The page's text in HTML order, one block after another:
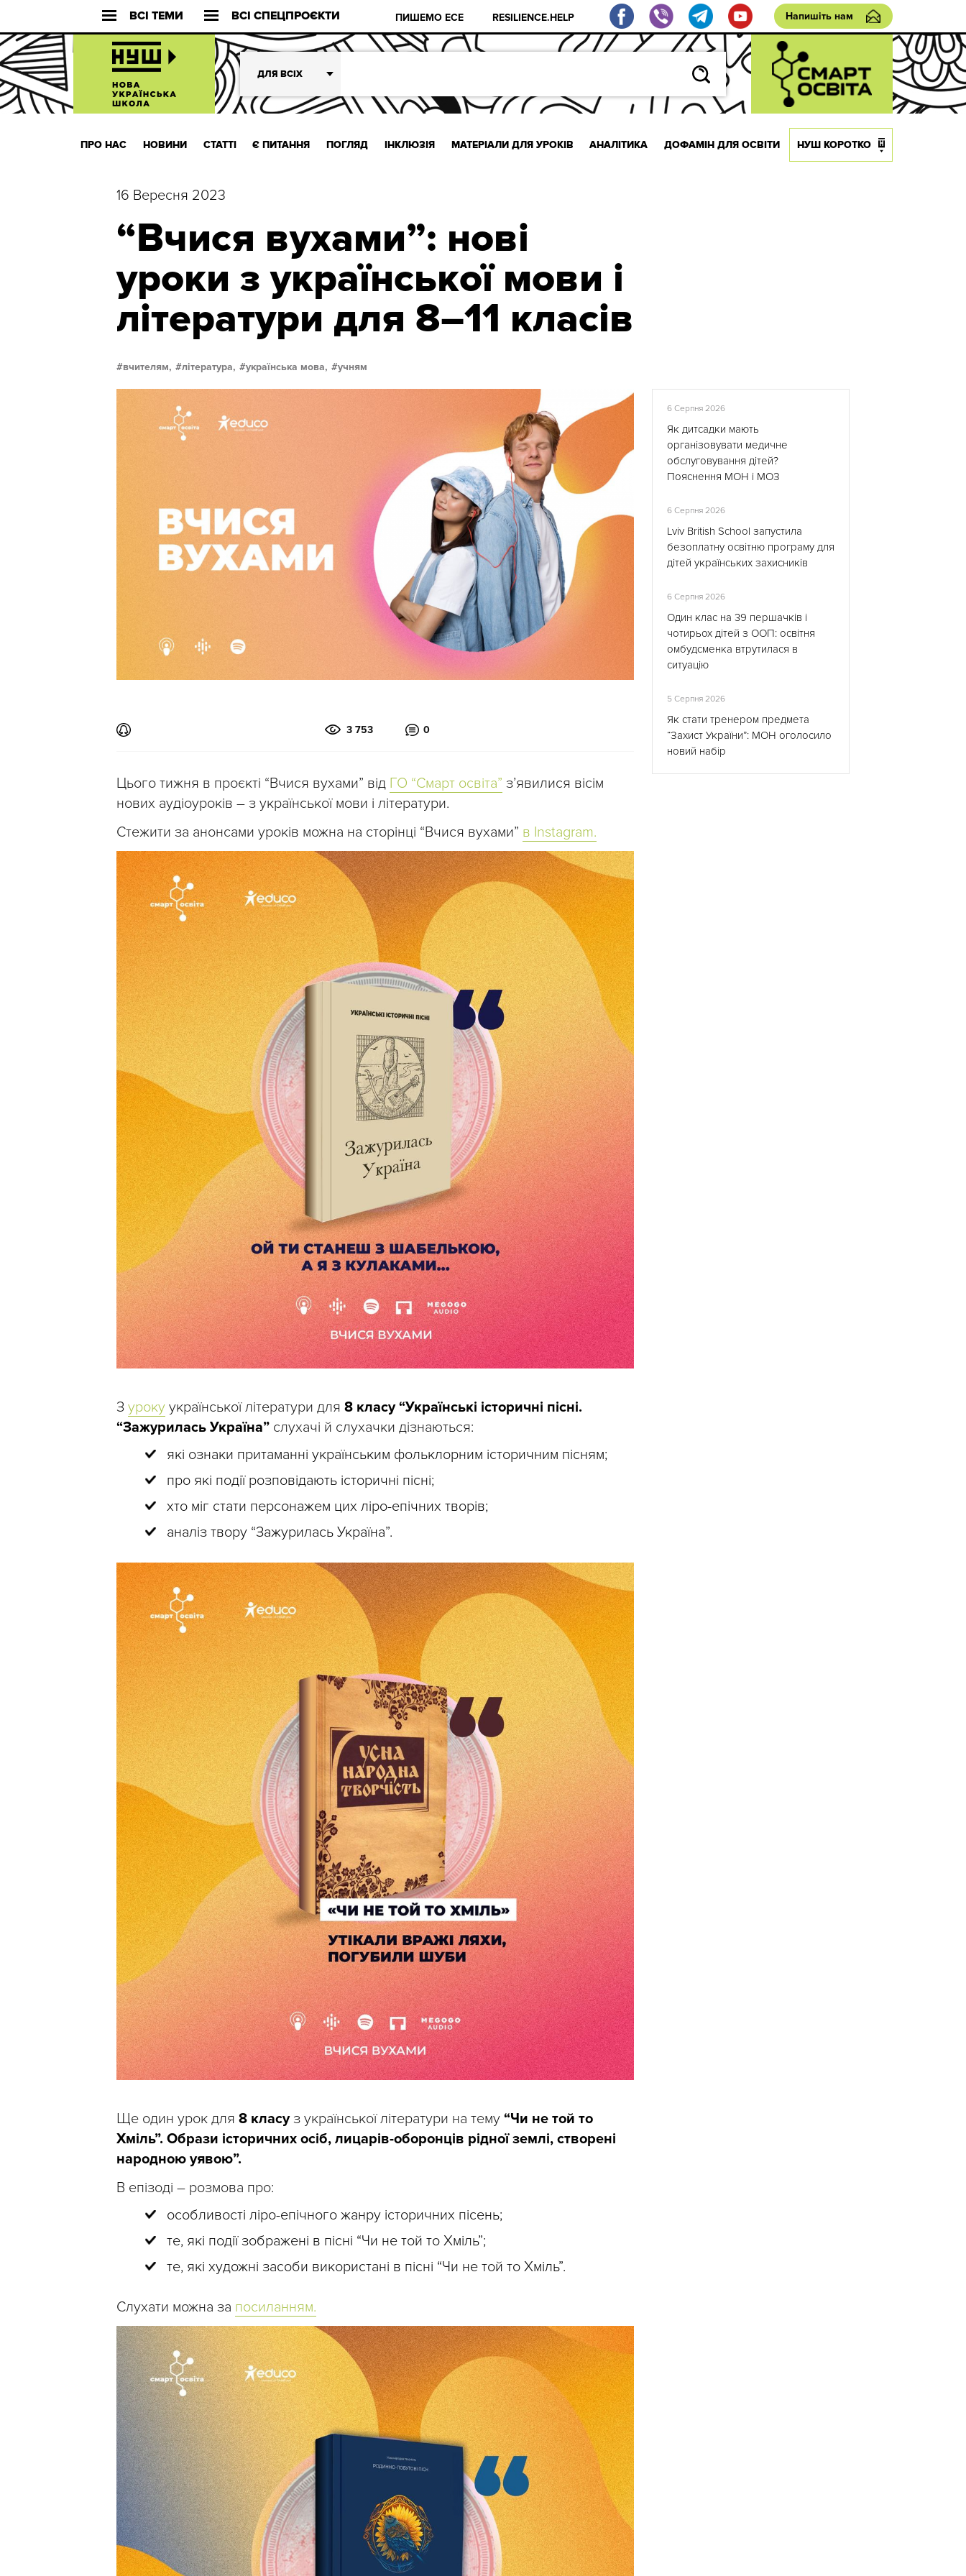
ВСІ ТЕМИ ВСІ СПЕЦПРОЄКТИ ПИШЕМО ЕСЕ RESILIENCE.HELP Напишіть нам
ДЛЯ ВСІХ
ПРО НАС НОВИНИ СТАТТІ Є ПИТАННЯ ПОГЛЯД ІНКЛЮЗІЯ МАТЕРІАЛИ ДЛЯ УРОКІВ АНАЛІТИКА ДОФАМІН ДЛЯ ОСВІТИ НУШ КОРОТКО
16 Вересня 2023
“Вчися вухами”: нові
уроки з української мови і
літератури для 8–11 класів
вчителям, література, українська мова, учням
3 753 0
Цього тижня в проєкті “Вчися вухами” від ГО “Смарт освіта” з’явилися вісім
нових аудіоуроків – з української мови і літератури.
Стежити за анонсами уроків можна на сторінці “Вчися вухами” в Instagram.
З уроку української літератури для 8 класу “Українські історичні пісні.
“Зажурилась Україна” слухачі й слухачки дізнаються:
які ознаки притаманні українським фольклорним історичним пісням;
про які події розповідають історичні пісні;
хто міг стати персонажем цих ліро-епічних творів;
аналіз твору “Зажурилась Україна”.
Ще один урок для 8 класуз української літератури на тему “Чи не той то
Хміль”. Образи історичних осіб, лицарів-оборонців рідної землі, створені
народною уявою”.
В епізоді – розмова про:
особливості ліро-епічного жанру історичних пісень;
те, які події зображені в пісні “Чи не той то Хміль”;
те, які художні засоби використані в пісні “Чи не той то Хміль”.
Слухати можна за посиланням.
6 Серпня 2026
Як дитсадки мають
організовувати медичне
обслуговування дітей?
Пояснення МОН і МОЗ
6 Серпня 2026
Lviv British School запустила
безоплатну освітню програму для
дітей українських захисників
6 Серпня 2026
Один клас на 39 першачків і
чотирьох дітей з ООП: освітня
омбудсменка втрутилася в
ситуацію
5 Серпня 2026
Як стати тренером предмета
“Захист України”: МОН оголосило
новий набір